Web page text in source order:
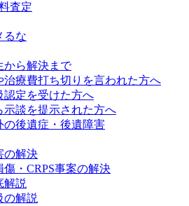
査定
るな
から解決まで
治療費打ち切りを言われた方へ
認定を受けた方へ
示談を提示された方へ
の後遺症・後遺障害
の解決
・CRPS事案の解決
解説
の解説